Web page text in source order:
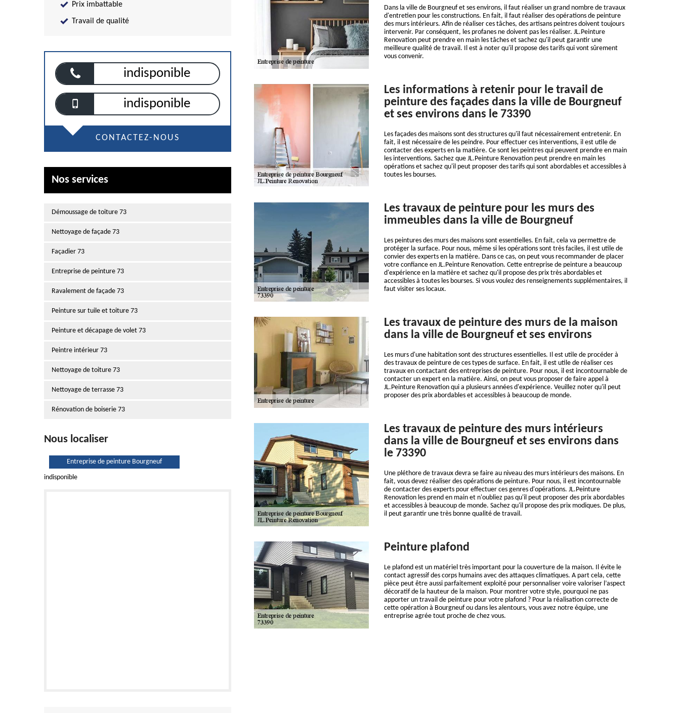
Prix imbattable
Travail de qualité
indisponible
indisponible
CONTACTEZ-NOUS
Nos services
Démoussage de toiture 73
Nettoyage de façade 73
Façadier 73
Entreprise de peinture 73
Ravalement de façade 73
Peinture sur tuile et toiture 73
Peinture et décapage de volet 73
Peintre intérieur 73
Nettoyage de toiture 73
Nettoyage de terrasse 73
Rénovation de boiserie 73
Nous localiser
Entreprise de peinture Bourgneuf
indisponible
Dans la ville de Bourgneuf et ses environs, il faut réaliser un grand nombre de travaux
d'entretien pour les constructions. En fait, il faut réaliser des opérations de peinture
des murs intérieurs. Afin de réaliser ces tâches, des artisans peintres doivent toujours
intervenir. Par conséquent, les profanes ne doivent pas les réaliser. JL.Peinture
Renovation peut prendre en main les tâches et sachez qu'il peut garantir une
meilleure qualité de travail. Il est à noter qu'il propose des tarifs qui vont sûrement
vous convenir.
Les informations à retenir pour le travail de
peinture des façades dans la ville de Bourgneuf
et ses environs dans le 73390
Les façades des maisons sont des structures qu'il faut nécessairement entretenir. En
fait, il est nécessaire de les peindre. Pour effectuer ces interventions, il est utile de
contacter des experts en la matière. Ce sont les peintres qui peuvent prendre en main
les interventions. Sachez que JL.Peinture Renovation peut prendre en main les
opérations et sachez qu'il peut proposer des tarifs qui sont abordables et accessibles à
toutes les bourses.
Les travaux de peinture pour les murs des
immeubles dans la ville de Bourgneuf
Les peintures des murs des maisons sont essentielles. En fait, cela va permettre de
protéger la surface. Pour nous, même si les opérations sont très faciles, il est utile de
convier des experts en la matière. Dans ce cas, on peut vous recommander de placer
votre confiance en JL.Peinture Renovation. Cette entreprise de peinture a beaucoup
d'expérience en la matière et sachez qu'il propose des prix très abordables et
accessibles à toutes les bourses. Si vous voulez des renseignements supplémentaires, il
faut visiter ses locaux.
Les travaux de peinture des murs de la maison
dans la ville de Bourgneuf et ses environs
Les murs d'une habitation sont des structures essentielles. Il est utile de procéder à
des travaux de peinture de ces types de surface. En fait, il est utile de réaliser ces
travaux en contactant des entreprises de peinture. Pour nous, il est incontournable de
contacter un expert en la matière. Ainsi, on peut vous proposer de faire appel à
JL.Peinture Renovation qui a plusieurs années d'expérience. Veuillez noter qu'il peut
proposer des prix abordables et accessibles à beaucoup de monde.
Les travaux de peinture des murs intérieurs
dans la ville de Bourgneuf et ses environs dans
le 73390
Une pléthore de travaux devra se faire au niveau des murs intérieurs des maisons. En
fait, vous devez réaliser des opérations de peinture. Pour nous, il est incontournable
de contacter des experts pour effectuer ces genres d'opérations. JL.Peinture
Renovation les prend en main et n'oubliez pas qu'il peut proposer des prix abordables
et accessibles à beaucoup de monde. Sachez qu'il propose des prix modiques. De plus,
il peut garantir une très bonne qualité de travail.
Peinture plafond
Le plafond est un matériel très important pour la couverture de la maison. Il évite le
contact agressif des corps humains avec des attaques climatiques. A part cela, cette
pièce peut être aussi parfaitement exploité pour personnaliser voire valoriser l’aspect
décoratif de la hauteur de la maison. Pour montrer votre style, pourquoi ne pas
apporter un travail de peinture pour votre plafond ? Pour la réalisation correcte de
cette opération à Bourgneuf ou dans les alentours, vous avez notre équipe, une
entreprise agrée tout proche de chez vous.